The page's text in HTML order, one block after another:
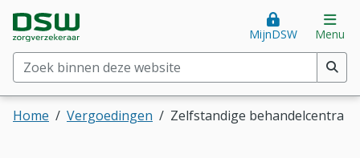
Direct naar hoofdinhoud
Direct naar hoofdmenuDSW Zorgverzekeraar. Goed voor je.
Zoek binnen deze website(min. 2 tekens)
MijnDSW Menu
Home Vergoedingen Zelfstandige behandelcentra